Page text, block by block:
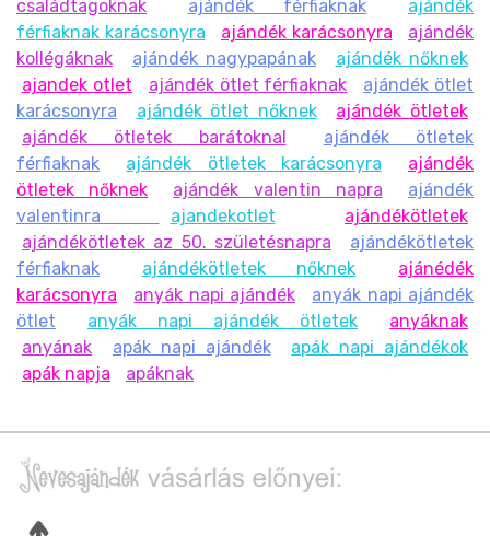
családtagoknak
ajándék férfiaknak
ajándék
férfiaknak karácsonyra
ajándék karácsonyra
ajándék
kollégáknak
ajándék nagypapának
ajándék nőknek
ajandek otlet
ajándék ötlet férfiaknak
ajándék ötlet
karácsonyra
ajándék ötlet nőknek
ajándék ötletek
ajándék ötletek barátoknal
ajándék ötletek
férfiaknak
ajándék ötletek karácsonyra
ajándék
ötletek nőknek
ajándék valentin napra
ajándék
valentinra
ajandekotlet
ajándékötletek
ajándékötletek az 50. születésnapra
ajándékötletek
férfiaknak
ajándékötletek nőknek
ajánédék
karácsonyra
anyák napi ajándék
anyák napi ajándék
ötlet
anyák napi ajándék ötletek
anyáknak
anyának
apák napi ajándék
apák napi ajándékok
apák napja
apáknak